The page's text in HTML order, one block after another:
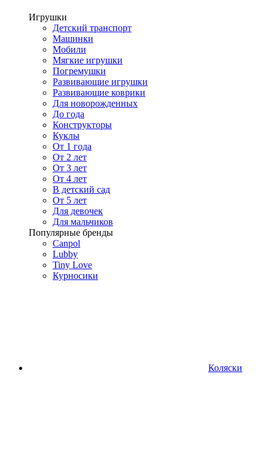
Игрушки
Детский транспорт
Машинки
Мобили
Мягкие игрушки
Погремушки
Развивающие игрушки
Развивающие коврики
Для новорожденных
До года
Конструкторы
Куклы
От 1 года
От 2 лет
От 3 лет
От 4 лет
В детский сад
От 5 лет
Для девочек
Для мальчиков
Популярные бренды
Canpol
Lubby
Tiny Love
Курносики
Коляски